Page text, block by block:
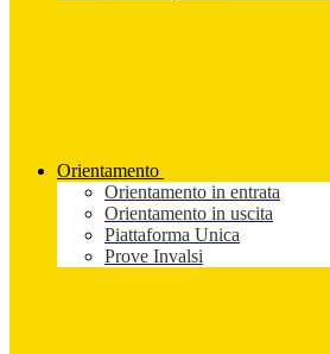
Orientamento
Orientamento in entrata
Orientamento in uscita
Piattaforma Unica
Prove Invalsi